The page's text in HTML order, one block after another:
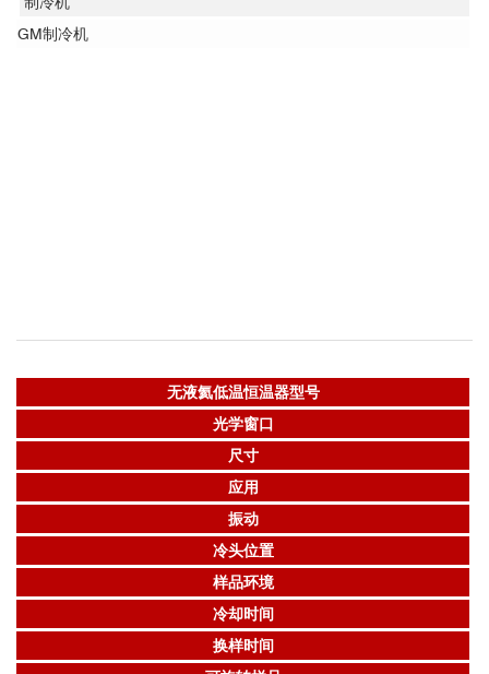
GM制冷机
无液氦低温恒温器型号
光学窗口
尺寸
应用
振动
冷头位置
样品环境
冷却时间
换样时间